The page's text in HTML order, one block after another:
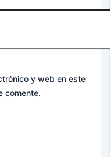
y web en este
comente.